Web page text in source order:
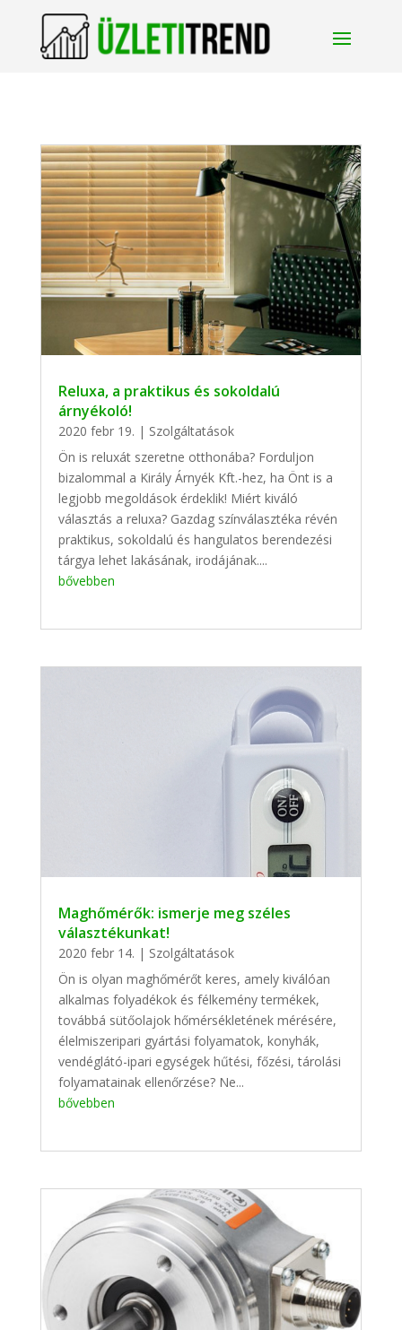
Reluxa, a praktikus és sokoldalú
árnyékoló!
2020 febr 19. | Szolgáltatások
Ön is reluxát szeretne otthonába? Forduljon
bizalommal a Király Árnyék Kft.-hez, ha Önt is a
legjobb megoldások érdeklik! Miért kiváló
választás a reluxa? Gazdag színválasztéka révén
praktikus, sokoldalú és hangulatos berendezési
tárgya lehet lakásának, irodájának....
bővebben
Maghőmérők: ismerje meg széles
választékunkat!
2020 febr 14. | Szolgáltatások
Ön is olyan maghőmérőt keres, amely kiválóan
alkalmas folyadékok és félkemény termékek,
továbbá sütőolajok hőmérsékletének mérésére,
élelmiszeripari gyártási folyamatok, konyhák,
vendéglátó-ipari egységek hűtési, főzési, tárolási
folyamatainak ellenőrzése? Ne...
bővebben